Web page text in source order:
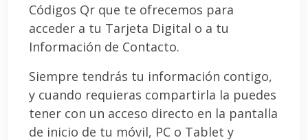
Códigos Qr que te ofrecemos para
acceder a tu Tarjeta Digital o a tu
Información de Contacto.
Siempre tendrás tu información contigo,
y cuando requieras compartirla la puedes
tener con un acceso directo en la pantalla
de inicio de tu móvil, PC o Tablet y